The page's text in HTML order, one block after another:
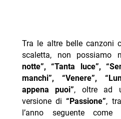
Tra le altre belle canzoni
scaletta, non possiamo
notte”, “Tanta luce”,
manchi”, “Venere”,
appena puoi”, oltre ad
versione di“Passione”,
l’anno seguente